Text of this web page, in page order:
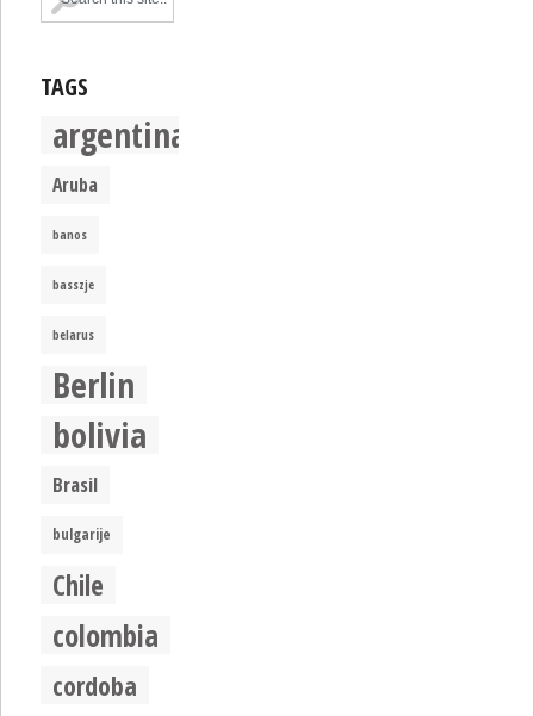
TAGS
argentina
Aruba
banos
basszje
belarus
Berlin
bolivia
Brasil
bulgarije
Chile
colombia
cordoba